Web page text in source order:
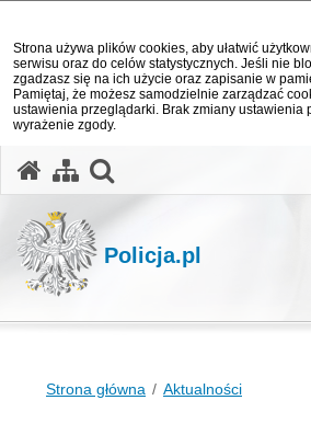
Strona używa plików cookies, aby ułatwić
serwisu oraz do celów statystycznych. Jeśli nie
zgadzasz się na ich użycie oraz zapisanie w
Pamiętaj, że możesz samodzielnie zarządzać
ustawienia przeglądarki. Brak zmiany ustawienia
wyrażenie zgody.
Policja.pl
Strona główna Aktualności